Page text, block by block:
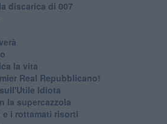
discarica di 007
la vita
Real Repubblicano!
Idiota
la supercazzola
i rottamati risorti